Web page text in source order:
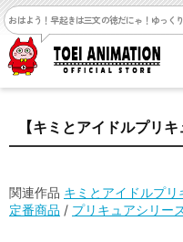
おはよう！早起きは三文の徳だにゃ！ ゆっく
【キミとアイドルプリ
関連作品 キミとアイドルプリ
定番商品 / プリキュアシリー